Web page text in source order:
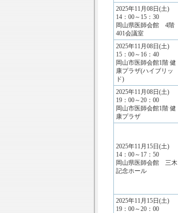
2025年11月08日(土)
14：00～15：30
岡山県医師会館 4階
401会議室
2025年11月08日(土)
15：00～16：40
岡山市医師会館1階 健
康プラザ(ハイブリッ
ド)
2025年11月08日(土)
19：00～20：00
岡山市医師会館1階 健
康プラザ
2025年11月15日(土)
14：00～17：50
岡山県医師会館 三木
記念ホール
2025年11月15日(土)
19：00～20：00